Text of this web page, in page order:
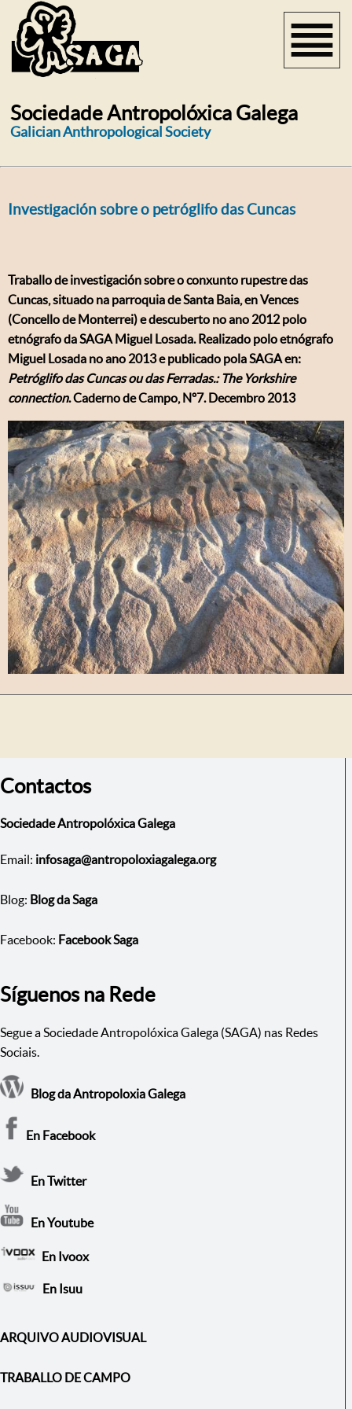
Sociedade Antropolóxica Galega
Galician Anthropological Society
Investigación sobre o petróglifo das Cuncas
Traballo de investigación sobre o conxunto rupestre das
Cuncas, situado na parroquia de Santa Baia, en Vences
(Concello de Monterrei) e descuberto no ano 2012 polo
etnógrafo da SAGA Miguel Losada. Realizado polo etnógrafo
Miguel Losada no ano 2013 e publicado pola SAGA en:
Petróglifo das Cuncas ou das Ferradas.: The Yorkshire
connection. Caderno de Campo, Nº7. Decembro 2013
Contactos
Sociedade Antropolóxica Galega
Email: infosaga@antropoloxiagalega.org
Blog: Blog da Saga
Facebook: Facebook Saga
Síguenos na Rede
Segue a Sociedade Antropolóxica Galega (SAGA) nas Redes
Sociais.
Blog da Antropoloxia Galega
En Facebook
En Twitter
En Youtube
En Ivoox
En Isuu
ARQUIVO AUDIOVISUAL
TRABALLO DE CAMPO